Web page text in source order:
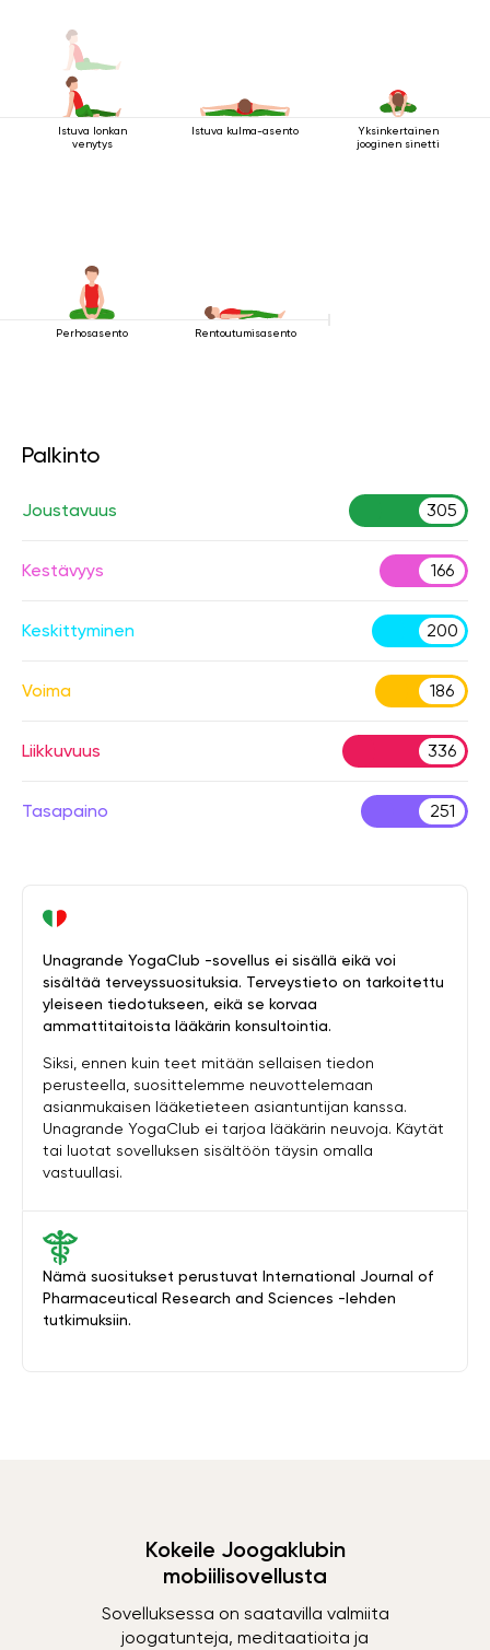
Istuva lonkan
venytys
Istuva kulma-asento
Yksinkertainen
jooginen sinetti
Perhosasento Rentoutumisasento
Palkinto
Joustavuus 305
Kestävyys 166
Keskittyminen 200
Voima 186
Liikkuvuus 336
Tasapaino 251
Nämä suositukset perustuvat International Journal of
Pharmaceutical Research and Sciences -lehden
tutkimuksiin.
Unagrande YogaClub -sovellus ei sisällä eikä voi
sisältää terveyssuosituksia. Terveystieto on tarkoitettu
yleiseen tiedotukseen, eikä se korvaa
ammattitaitoista lääkärin konsultointia.
Siksi, ennen kuin teet mitään sellaisen tiedon
perusteella, suosittelemme neuvottelemaan
asianmukaisen lääketieteen asiantuntijan kanssa.
Unagrande YogaClub ei tarjoa lääkärin neuvoja. Käytät
tai luotat sovelluksen sisältöön täysin omalla
vastuullasi.
Kokeile Joogaklubin
mobiilisovellusta
Sovelluksessa on saatavilla valmiita
joogatunteja, meditaatioita ja